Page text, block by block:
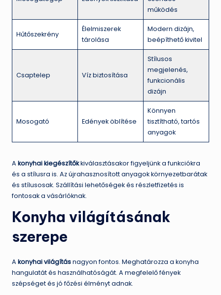
működés
Hűtőszekrény
Élelmiszerek
tárolása
Modern dizájn,
beépíthető kivitel
Csaptelep Víz biztosítása
Stílusos
megjelenés,
funkcionális
dizájn
Mosogató Edények öblítése
Könnyen
tisztítható, tartós
anyagok
A konyhai kiegészítőkkiválasztásakor figyeljünk a funkciókra
és a stílusra is. Az újrahasznosított anyagok környezetbarátak
és stílusosak. Szállítási lehetőségek és részletfizetés is
fontosak a vásárlóknak.
Konyha világításának
szerepe
A konyhai világításnagyon fontos. Meghatározza a konyha
hangulatát és használhatóságát. A megfelelő fények
szépséget és jó főzési élményt adnak.